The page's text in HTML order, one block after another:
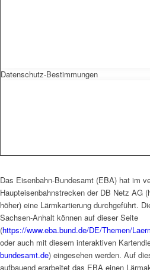
Datenschutz-Bestimmungen
Das Eisenbahn-Bundesamt (EBA) hat im
Haupteisenbahnstrecken der DB Netz AG
höher) eine Lärmkartierung durchgeführt.
Sachsen-Anhalt können auf dieser Seite
(https://www.eba.bund.de/DE/Themen/
oder auch mit diesem interaktiven
bundesamt.de) eingesehen werden. Auf
aufbauend erarbeitet das EBA einen